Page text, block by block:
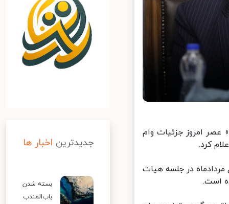
امروز جزئیات وام
کرد.
در جلسه هیات
جدیدترین اخبار ها
بسته شدن
باب‌المندب